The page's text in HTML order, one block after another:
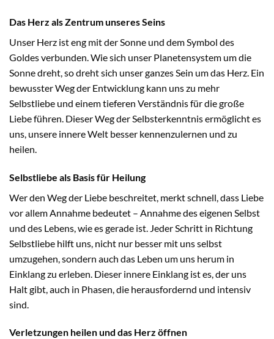
Das Herz als Zentrum unseres Seins
Unser Herz ist eng mit der Sonne und dem Symbol des
Goldes verbunden. Wie sich unser Planetensystem um die
Sonne dreht, so dreht sich unser ganzes Sein um das Herz. Ein
bewusster Weg der Entwicklung kann uns zu mehr
Selbstliebe und einem tieferen Verständnis für die große
Liebe führen. Dieser Weg der Selbsterkenntnis ermöglicht es
uns, unsere innere Welt besser kennenzulernen und zu
heilen.
Selbstliebe als Basis für Heilung
Wer den Weg der Liebe beschreitet, merkt schnell, dass Liebe
vor allem Annahme bedeutet – Annahme des eigenen Selbst
und des Lebens, wie es gerade ist. Jeder Schritt in Richtung
Selbstliebe hilft uns, nicht nur besser mit uns selbst
umzugehen, sondern auch das Leben um uns herum in
Einklang zu erleben. Dieser innere Einklang ist es, der uns
Halt gibt, auch in Phasen, die herausfordernd und intensiv
sind.
Verletzungen heilen und das Herz öffnen